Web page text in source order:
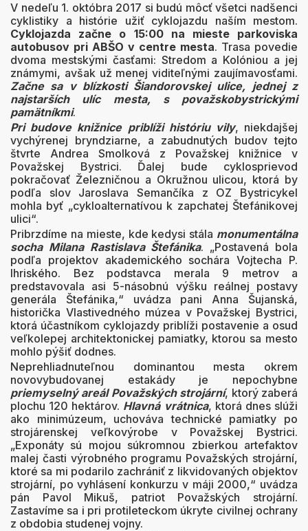
V nedeľu 1. októbra 2017 si budú môcť všetci nadšenci
cyklistiky a histórie užiť cyklojazdu naším mestom.
Cyklojazda začne o 15:00 na mieste parkoviska
autobusov pri ABŠO v centre mesta. Trasa povedie
dvoma mestskými časťami: Stredom a Kolóniou a jej
známymi, avšak už menej viditeľnými zaujímavosťami.
Začne sa v blízkosti Šiandorovskej ulice, jednej z
najstarších ulíc mesta, s považskobystrickými
pamätníkmi.
Pri budove knižnice priblíži históriu vily, niekdajšej
vychýrenej bryndziarne, a zabudnutých budov tejto
štvrte Andrea Smolková z Považskej knižnice v
Považskej Bystrici. Ďalej bude cyklosprievod
pokračovať Železničnou a Okružnou ulicou, ktorá by
podľa slov Jaroslava Semančíka z OZ Bystricykel
mohla byť „cykloalternatívou k zapchatej Štefánikovej
ulici“.
Pribrzdíme na mieste, kde kedysi stála monumentálna
socha Milana Rastislava Štefánika. „Postavená bola
podľa projektov akademického sochára Vojtecha P.
Ihriského. Bez podstavca merala 9 metrov a
predstavovala asi 5-násobnú výšku reálnej postavy
generála Štefánika,“ uvádza pani Anna Šujanská,
historička Vlastivedného múzea v Považskej Bystrici,
ktorá účastníkom cyklojazdy priblíži postavenie a osud
veľkolepej architektonickej pamiatky, ktorou sa mesto
mohlo pýšiť dodnes.
Neprehliadnuteľnou dominantou mesta okrem
novovybudovanej estakády je nepochybne
priemyselný areál Považských strojární, ktorý zaberá
plochu 120 hektárov. Hlavná vrátnica, ktorá dnes slúži
ako minimúzeum, uchováva technické pamiatky po
strojárenskej veľkovýrobe v Považskej Bystrici.
„Exponáty sú mojou súkromnou zbierkou artefaktov
malej časti výrobného programu Považských strojární,
ktoré sa mi podarilo zachrániť z likvidovaných objektov
strojární, po vyhlásení konkurzu v máji 2000,“ uvádza
pán Pavol Mikuš, patriot Považských strojární.
Zastavíme sa i pri protileteckom úkryte civilnej ochrany
z obdobia studenej vojny.